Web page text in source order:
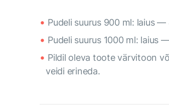
Pudeli suurus 900 ml: laius
Pudeli suurus 1000 ml:
Pildil oleva toote värvitoon
veidi erineda.